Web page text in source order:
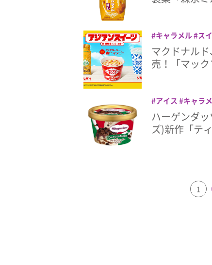
キャラメル ス
ェイク
マックフ
マクドナル
売！「マッ
アイス キャラ
ミニカップ
ハーゲンダ
ズ)新作「テ
1